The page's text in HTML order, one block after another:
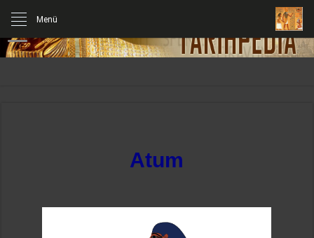
Atum
Menü